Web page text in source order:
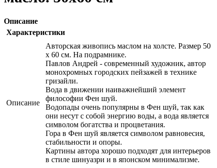
Описание
Характеристики
Описание
Авторская живопись маслом на холсте. Размер 50
х 60 см. На подрамнике.
Павлов Андрей - современный художник, автор
монохромных городских пейзажей в технике
гризайли.
Вода в движении наиважнейший элемент
философии Фен шуй.
Водопады очень популярны в Фен шуй, так как
они несут с собой энергию воды, а вода является
символом богатства и процветания.
Гора в Фен шуй является символом равновесия,
стабильности и опоры.
Картины автора хорошо подходят для интерьеров
в стиле шинуазри и в японском минимализме.